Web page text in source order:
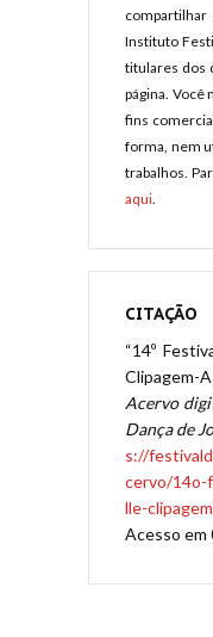
Instituto
titulares dos
página. Você
fins
forma, nem
trabalhos.
aqui.
CITAÇÃO
“14º
Clipagem-
Acervo
Dança de
s://
cervo/14o-
lle-
Acesso